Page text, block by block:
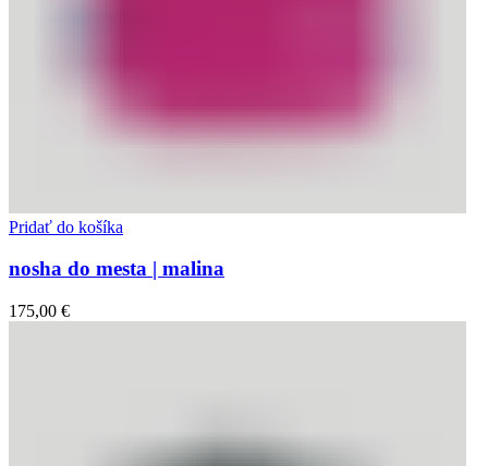
Pridať do košíka
nosha do mesta | malina
175,00 €